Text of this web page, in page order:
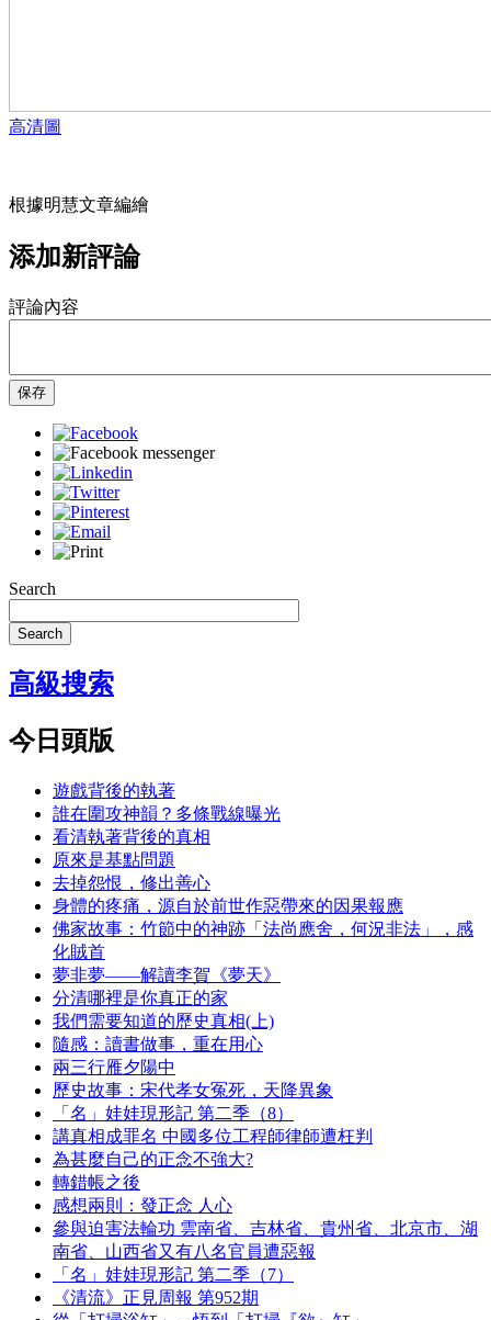
高清圖
根據明慧文章編繪
添加新評論
評論內容
保存
Search
Search
高級搜索
今日頭版
遊戲背後的執著
誰在圍攻神韻？多條戰線曝光
看清執著背後的真相
原來是基點問題
去掉怨恨，修出善心
身體的疼痛，源自於前世作惡帶來的因果報應
佛家故事：竹節中的神跡「法尚應舍，何況非法」，感
化賊首
夢非夢——解讀李賀《夢天》
分清哪裡是你真正的家
我們需要知道的歷史真相(上)
隨感：讀書做事，重在用心
兩三行雁夕陽中
歷史故事：宋代孝女冤死，天降異象
「名」娃娃現形記 第二季（8）
講真相成罪名 中國多位工程師律師遭枉判
為甚麼自己的正念不強大?
轉錯帳之後
感想兩則：發正念 人心
參與迫害法輪功 雲南省、吉林省、貴州省、北京市、湖
南省、山西省又有八名官員遭惡報
「名」娃娃現形記 第二季（7）
《清流》正見周報 第952期